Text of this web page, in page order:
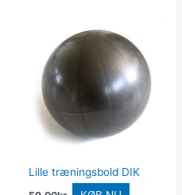
Lille træningsbold DIK